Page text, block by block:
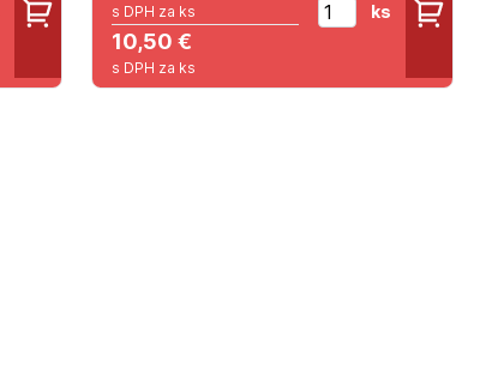
s DPH za ks
10,50 €
s DPH za ks
ks